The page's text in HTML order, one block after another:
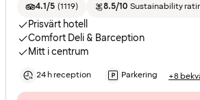
4.1/5 (1119) 8.5/10 Sustainability
Prisvärt hotell
Comfort Deli & Barception
Mitt i centrum
24 h reception Parkering +8